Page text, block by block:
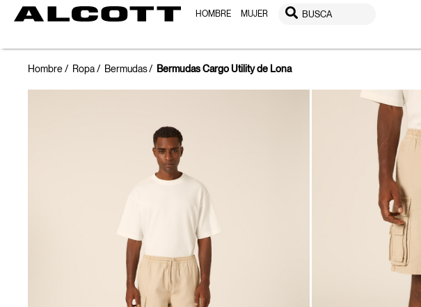
HOMBRE MUJER BUSCA
Hombre Ropa Bermudas Bermudas Cargo Utility de Lona